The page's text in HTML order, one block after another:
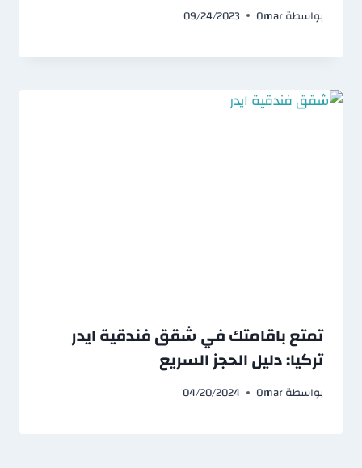
بواسطةOmar
09/24/2023
تمتع باقامتك في شقق فندقية ايدر
تركيا: دليل الحجز السريع
بواسطةOmar
04/20/2024